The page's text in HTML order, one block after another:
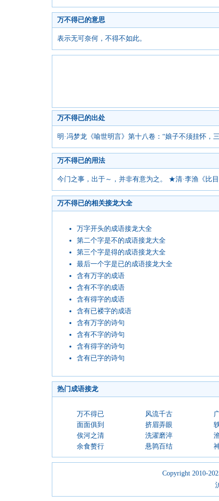
万不得已的意思
表示无可奈何，不得不如此。
万不得已的出处
明·冯梦龙《喻世明言》第十八卷：“娘子不须挂怀
万不得已的用法
今门之事，出于～，并非有意为之。 ★清·李渔《比
万不得已的相关接龙大全
万字开头的成语接龙大全
第二个字是不的成语接龙大全
第三个字是得的成语接龙大全
最后一个字是已的成语接龙大全
含有万字的成语
含有不字的成语
含有得字的成语
含有已褛字的成语
含有万字的诗句
含有不字的诗句
含有得字的诗句
含有已字的诗句
热门成语接龙
万不得已 风流千古
面面俱到
挤眉弄眼
俟河之清
洗濯磨淬
余食赘行
悬鹑百结
Copyright 2010-